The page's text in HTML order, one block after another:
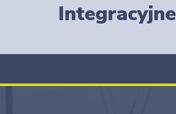
Integracyjne